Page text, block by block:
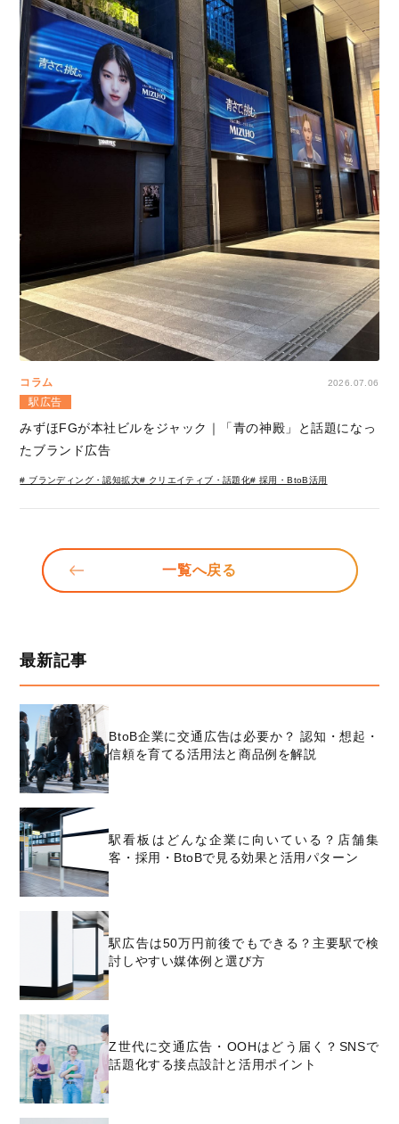
コラム 2026.07.06
駅広告
みずほFGが本社ビルをジャック｜「青の神殿」と話題になっ
たブランド広告
# ブランディング・認知拡大# クリエイティブ・話題化# 採用・BtoB活用
一覧へ戻る
最新記事
BtoB企業に交通広告は必要か？ 認知・想起・
信頼を育てる活用法と商品例を解説
駅看板はどんな企業に向いている？店舗集
客・採用・BtoBで見る効果と活用パターン
駅広告は50万円前後でもできる？主要駅で検
討しやすい媒体例と選び方
Z世代に交通広告・OOHはどう届く？SNSで
話題化する接点設計と活用ポイント